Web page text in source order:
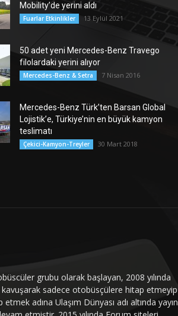
Mobility’de yerini aldı
Fuarlar Etkinlikler 13 Eylül 2021
50 adet yeni Mercedes-Benz Travego
filolardaki yerini alıyor
Mercedes-Benz & Setra 7 Nisan 2016
Mercedes-Benz Türk’ten Barsan Global
Lojistik’e, Türkiye’nin en büyük kamyon
teslimatı
Çekici-Kamyon-Treyler 30 Mart 2018
grubu olarak başlayan, 2008 yılında
sadece otobüsçülere hitap etmeyip
adına Ulaşım Dünyası adı altında yayın